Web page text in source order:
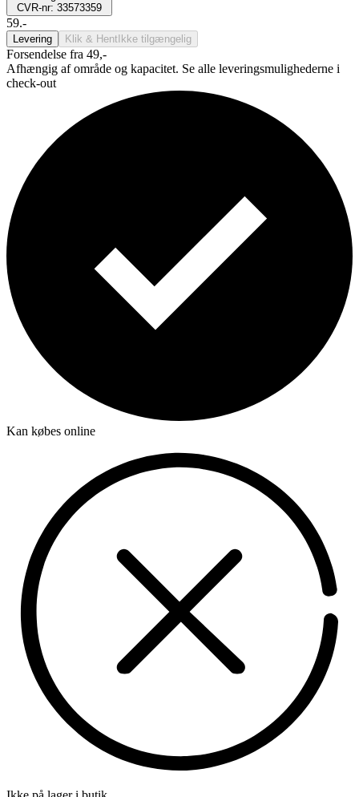
CVR-nr: 33573359
59.-
Levering Klik & Hent Ikke tilgængelig
Forsendelse fra 49,-
Afhængig af område og kapacitet. Se alle leveringsmulighederne i
check-out
Kan købes online